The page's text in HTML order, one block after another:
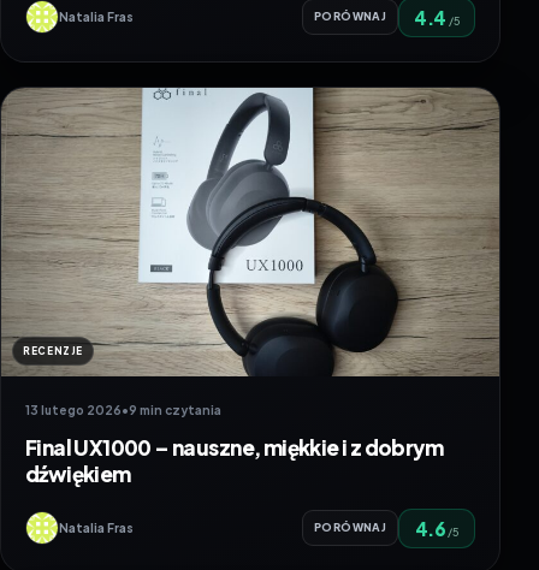
Natalia Fras PORÓWNAJ 4.4 /5
RECENZJE
13 lutego 2026•9 min czytania
Final UX1000 – nauszne, miękkie i z dobrym
dźwiękiem
Natalia Fras PORÓWNAJ 4.6 /5